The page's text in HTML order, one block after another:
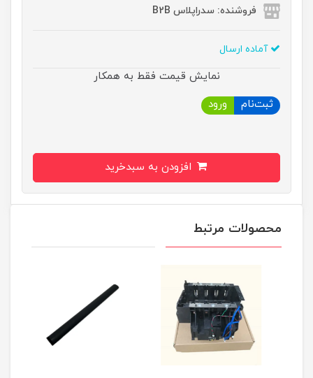
فروشنده: سدراپلاس B2B
آماده ارسال
نمایش قیمت فقط به همکار
ثبت‌نام
ورود
محصولات مرتبط